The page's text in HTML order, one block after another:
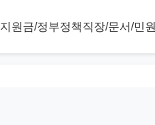
지원금/정부정책직장/문서/민원